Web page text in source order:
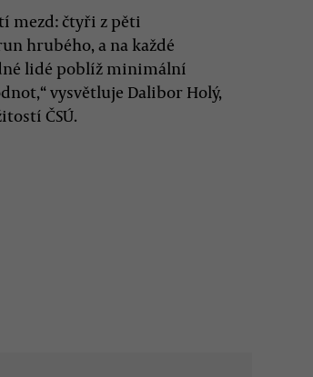
mezd: čtyři z pěti
hrubého, a na každé
lidé poblíž minimální
vysvětluje Dalibor Holý,
ČSÚ.